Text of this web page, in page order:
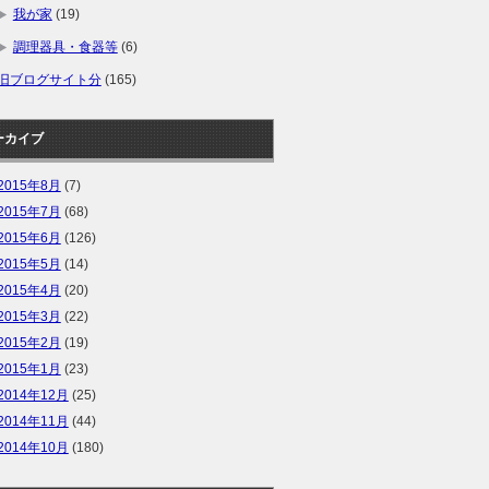
我が家 (19)
調理器具・食器等(6)
ブログサイト分(165)
カイブ
年8月 (7)
年7月 (68)
年6月 (126)
年5月 (14)
年4月 (20)
年3月 (22)
年2月 (19)
年1月 (23)
年12月 (25)
年11月 (44)
年10月 (180)